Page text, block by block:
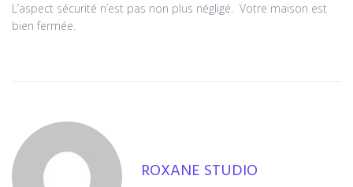
L’aspect sécurité n’est pas non plus négligé. Votre maison est
bien fermée.
ROXANE STUDIO